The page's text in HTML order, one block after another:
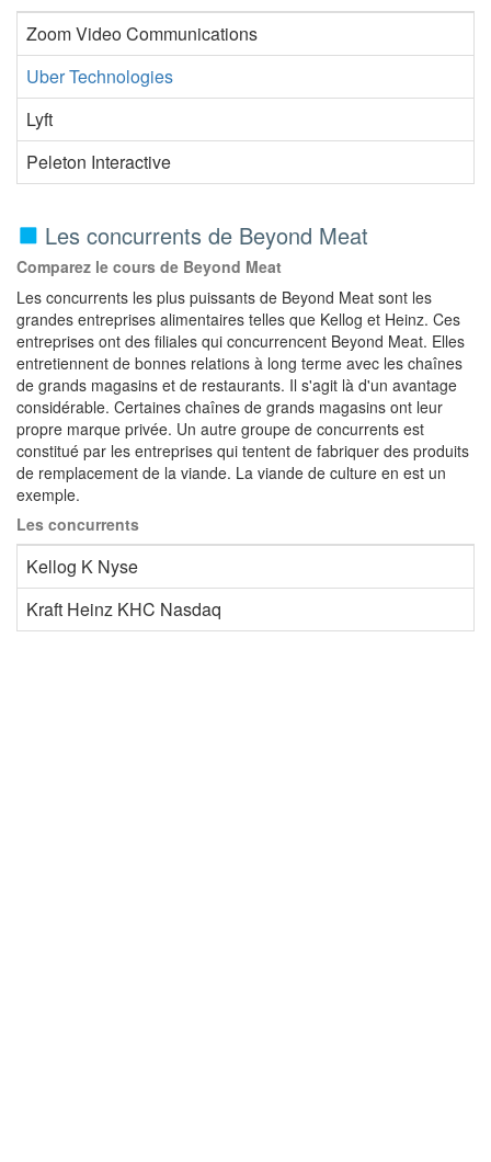
Zoom Video Communications
Uber Technologies
Lyft
Peleton Interactive
Les concurrents de Beyond Meat
Comparez le cours de Beyond Meat
Les concurrents les plus puissants de Beyond Meat sont les
grandes entreprises alimentaires telles que Kellog et Heinz. Ces
entreprises ont des filiales qui concurrencent Beyond Meat. Elles
entretiennent de bonnes relations à long terme avec les chaînes
de grands magasins et de restaurants. Il s'agit là d'un avantage
considérable. Certaines chaînes de grands magasins ont leur
propre marque privée. Un autre groupe de concurrents est
constitué par les entreprises qui tentent de fabriquer des produits
de remplacement de la viande. La viande de culture en est un
exemple.
Les concurrents
Kellog K Nyse
Kraft Heinz KHC Nasdaq